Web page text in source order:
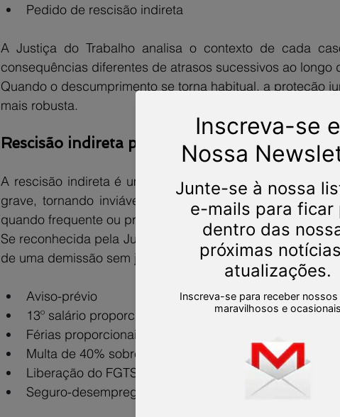
Pedido de rescisão indireta
A Justiça do Trabalho analisa o contexto de cada
consequências diferentes de atrasos sucessivos ao longo
Quando o descumprimento se torna habitual, a proteção
mais robusta.
Rescisão indireta por atraso no pagamento de
A rescisão indireta é uma medida judicial que ocorre
grave, tornando inviável a continuidade do contrato. O
quando frequente ou prolongado, pode caracterizar essa
Se reconhecida pela Justiça, a rescisão indireta garante
de uma demissão sem justa causa, incluindo:
Aviso-prévio
13º salário proporcional
Férias proporcionais acrescidas de 1/3
Multa de 40% sobre o FGTS
Liberação do FGTS
Seguro-desemprego